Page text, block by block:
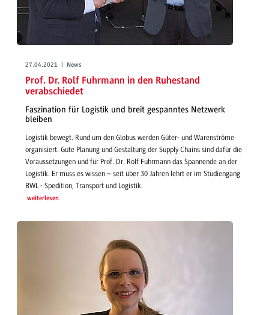
27.04.2021 | News
Prof. Dr. Rolf Fuhrmann in den Ruhestand
verabschiedet
Faszination für Logistik und breit gespanntes Netzwerk
bleiben
Logistik bewegt. Rund um den Globus werden Güter- und Warenströme
organisiert. Gute Planung und Gestaltung der Supply Chains sind dafür die
Voraussetzungen und für Prof. Dr. Rolf Fuhrmann das Spannende an der
Logistik. Er muss es wissen – seit über 30 Jahren lehrt er im Studiengang
BWL - Spedition, Transport und Logistik.
weiterlesen